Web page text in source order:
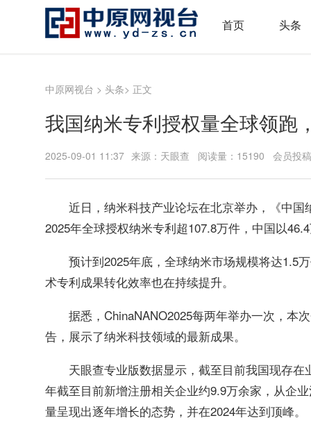
首页 头条
中原网视台 > 头条> 正文
我国纳米专利授权量全球领跑
2025-09-01 11:37 来源：天眼查 阅读量：15190 会员投稿
近日，纳米科技产业论坛在北京举办，《中
2025年全球授权纳米专利超107.8万件，中国以
预计到2025年底，全球纳米市场规模将达1.5
术专利成果转化效率也在持续提升。
据悉，ChinaNANO2025每两年举办一次，本
告，展示了纳米科技领域的最新成果。
天眼查专业版数据显示，截至目前我国现存
年截至目前新增注册相关企业约9.9万余家，从企
量呈现出逐年增长的态势，并在2024年达到顶峰。